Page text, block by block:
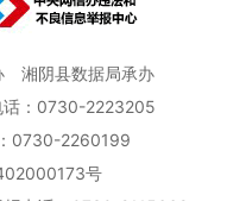
湘阴县数据局承办
话：0730-2223205
0730-2260199
号